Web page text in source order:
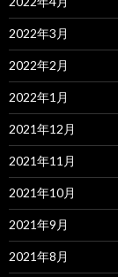
2022年3月
2022年2月
2022年1月
2021年12月
2021年11月
2021年10月
2021年9月
2021年8月